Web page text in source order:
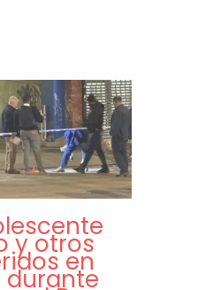
y otros
en